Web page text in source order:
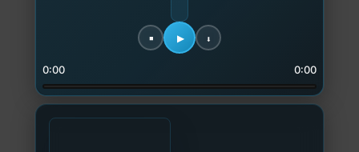
0:00 0:00